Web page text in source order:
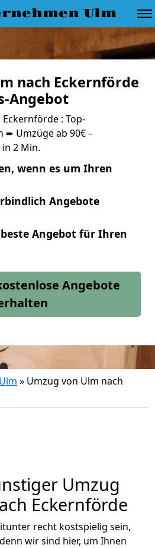
Ulm
nach Eckernförde
Angebot
: Top-
➨ Umzüge ab 90€ –
2 Min.
wenn es um Ihren
Angebote
beste Angebot für Ihren
Angebote
» Umzug von Ulm nach
Umzug
Eckernförde
recht kostspielig sein,
wir sind hier, um Ihnen